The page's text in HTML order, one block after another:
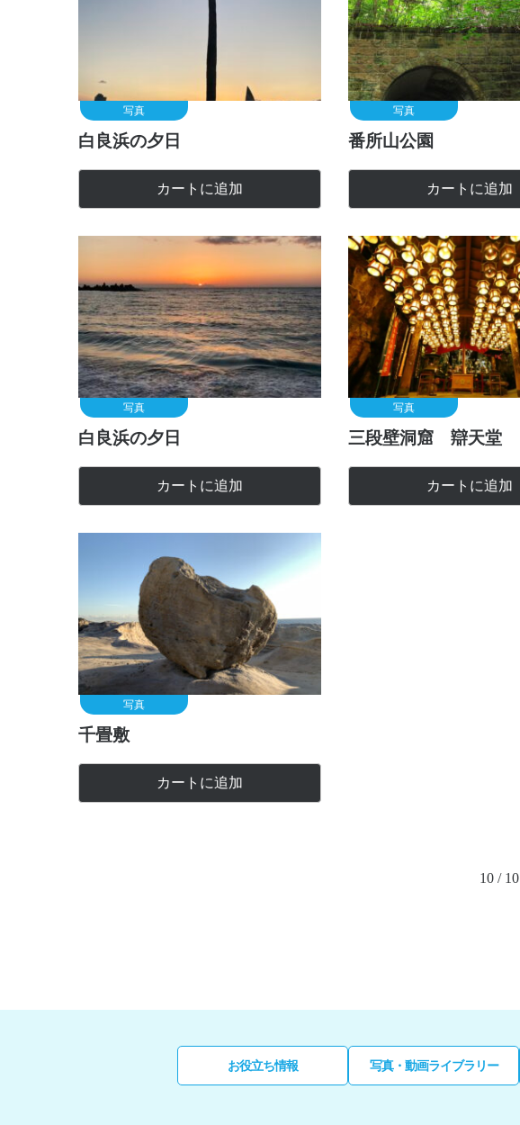
写真
白良浜の夕日
カートに追加
写真
番所山公園
カートに追加
写真
白良浜の夕日
カートに追加
写真
三段壁洞窟 辯天堂
カートに追加
写真
千畳敷
カートに追加
10 / 10
お役立ち情報 写真・動画ライブラリー